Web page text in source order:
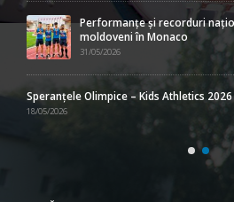
Performanțe și recorduri
moldoveni în Monaco
31/05/2026
Speranțele Olimpice – Kids Athletics 2026
18/05/2026